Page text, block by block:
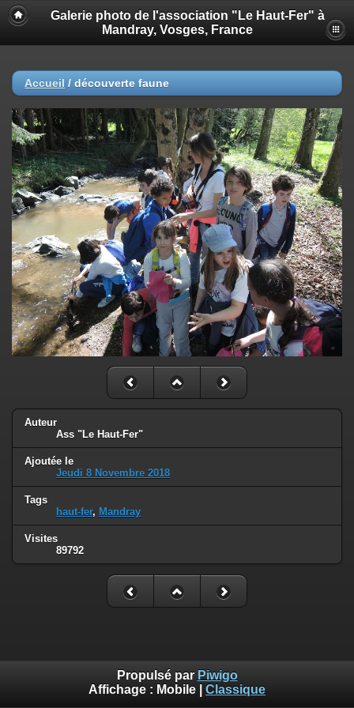
Galerie photo de l'association "Le Haut-Fer" à
Mandray, Vosges, France
Accueil / découverte faune
Auteur
Ass "Le Haut-Fer"
Ajoutée le
Jeudi 8 Novembre 2018
Tags
haut-fer, Mandray
Visites
89792
Propulsé par Piwigo
Affichage : Mobile Classique